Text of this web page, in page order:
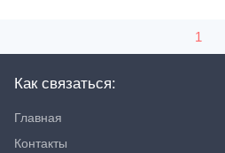
1
Как связаться:
Главная
Контакты